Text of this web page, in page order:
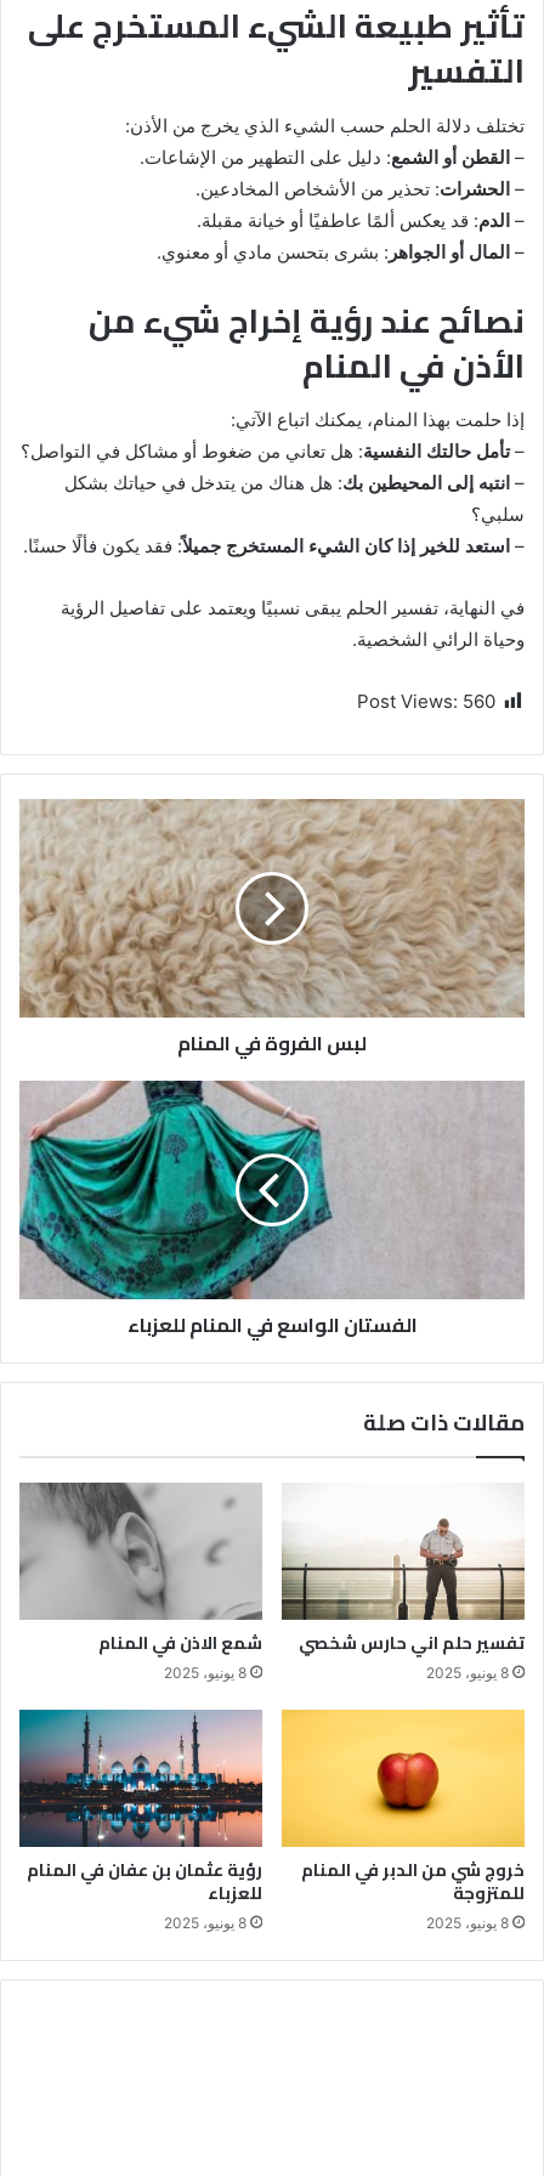
تأثير طبيعة الشيء المستخرج على
التفسير
تختلف دلالة الحلم حسب الشيء الذي يخرج من الأذن:
– القطن أو الشمع: دليل على التطهير من الإشاعات.
– الحشرات: تحذير من الأشخاص المخادعين.
– الدم: قد يعكس ألمًا عاطفيًا أو خيانة مقبلة.
– المال أو الجواهر : بشرى بتحسن مادي أو معنوي.
نصائح عند رؤية إخراج شيء من
الأذن في المنام
إذا حلمت بهذا المنام، يمكنك اتباع الآتي:
–تأمل حالتك النفسية: هل تعاني من ضغوط أو مشاكل في التواصل؟
– انتبه إلى المحيطين بك: هل هناك من يتدخل في حياتك بشكل
سلبي؟
– استعد للخير إذا كان الشيء المستخرج جميلاً: فقد يكون فألًا حسنًا.
في النهاية، تفسير الحلم يبقى نسبيًا ويعتمد على تفاصيل الرؤية
وحياة الرائي الشخصية.
Post Views: 560
لبس الفروة في المنام
الفستان الواسع في المنام للعزباء
مقالات ذات صلة
تفسير حلم اني حارس شخصي
8 يونيو، 2025
شمع الاذن في المنام
8 يونيو، 2025
خروج شي من الدبر في المنام
للمتزوجة
8 يونيو، 2025
رؤية عثمان بن عفان في المنام
للعزباء
8 يونيو، 2025